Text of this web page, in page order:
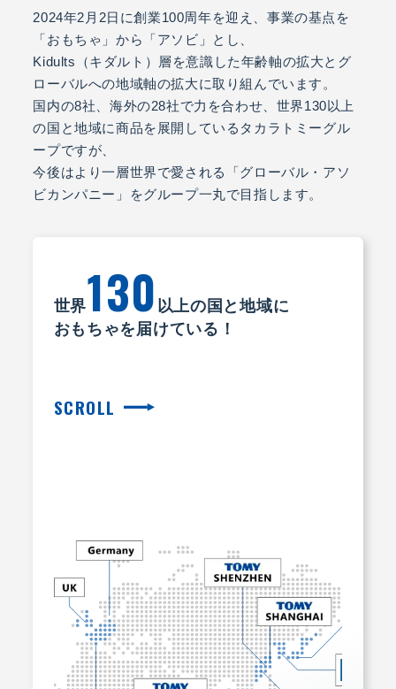
2024年2月2日に創業100周年を迎え、事業の基点を
「おもちゃ」から「アソビ」とし、
Kidults（キダルト）層を意識した年齢軸の拡大とグ
ローバルへの地域軸の拡大に取り組んでいます。
国内の8社、海外の28社で力を合わせ、世界130以上
の国と地域に商品を展開しているタカラトミーグル
ープですが、
今後はより一層世界で愛される「グローバル・アソ
ビカンパニー」をグループ一丸で目指します。
世界130 以上の国と地域に
おもちゃを届けている！
SCROLL